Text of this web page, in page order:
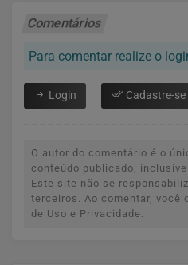
Comentários
Para comentar realize o
Login Cadastre-se
O autor do comentário é o
conteúdo publicado,
Este site não se
terceiros. Ao comentar, você
de Uso e Privacidade.